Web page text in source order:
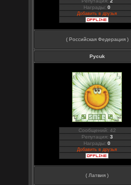
Награды:0
Добавить в друзья
( Российская Федерация )
Pycuk
Сообщений: 42
Репутация: 3
Награды:0
Добавить в друзья
( Латвия )